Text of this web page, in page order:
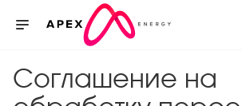
Соглашение на